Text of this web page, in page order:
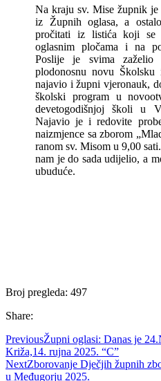
Na kraju sv. Mise župnik je
iz Župnih oglasa, a
pročitati iz listića koji
oglasnim pločama i na
Poslije je svima zaželio
plodonosnu novu
najavio i župni vjeronauk,
školski program u
devetogodišnjoj školi u
Najavio je i redovite
naizmjence sa zborom
ranom sv. Misom u 9,00
nam je do sada udijelio, a
ubuduće.
Broj pregleda: 497
Share:
PreviousŽupni oglasi: Danas je
Križa,14. rujna 2025. “C”
NextZborovanje Dječjih župnih
u Međugorju 2025.